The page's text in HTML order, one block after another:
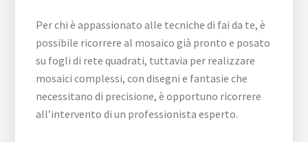
Per chi è appassionato alle tecniche di fai da te, è
possibile ricorrere al mosaico già pronto e posato
su fogli di rete quadrati, tuttavia per realizzare
mosaici complessi, con disegni e fantasie che
necessitano di precisione, è opportuno ricorrere
all’intervento di un professionista esperto.